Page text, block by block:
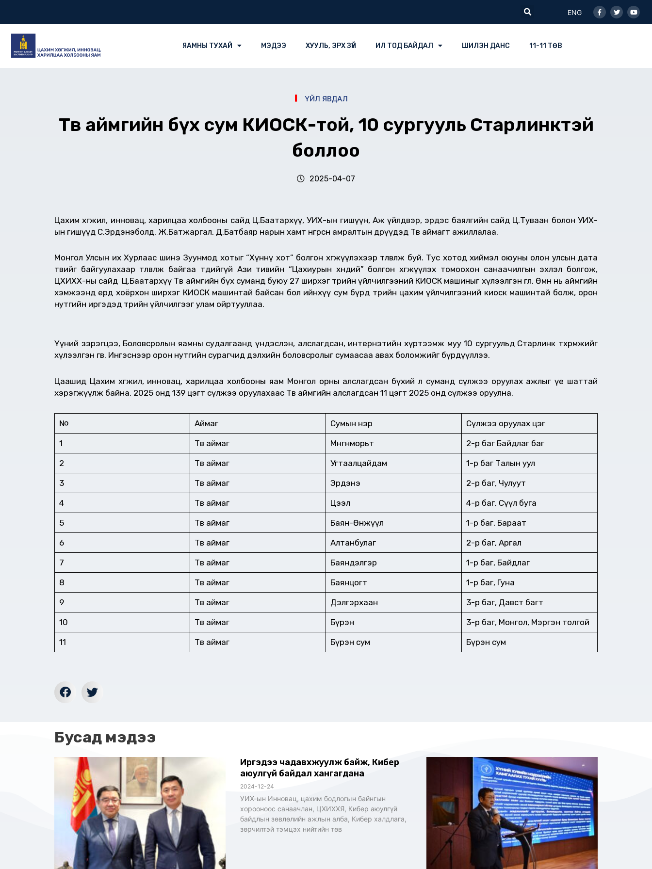
Search
ENG
f
ЯАМНЫ ТУХАЙ МЭДЭЭ ХУУЛЬ, ЭРХ ЗҮЙ ИЛ ТОД БАЙДАЛ ШИЛЭН ДАНС 11-11 ТӨВ
ҮЙЛ ЯВДАЛ
Төв аймгийн бүх сум КИОСК-той, 10 сургууль Старлинктэй
боллоо
2025-04-07
Цахим хөгжил, инновац, харилцаа холбооны сайд Ц.Баатархүү, УИХ-ын гишүүн, Аж үйлдвэр, эрдэс баялгийн сайд Ц.Туваан болон УИХ-
ын гишүүд С.Эрдэнэболд, Ж.Батжаргал, Д.Батбаяр нарын хамт өнгөрсөн амралтын өдрүүдэд Төв аймагт ажиллалаа.
Монгол Улсын их Хурлаас шинэ Зуунмод хотыг “Хүннү хот” болгон хөгжүүлэхээр төлөвлөж буй. Тус хотод хиймэл оюуны олон улсын дата
төвийг байгуулахаар төлөвлөж байгаа төдийгүй Ази тивийн “Цахиурын хөндий” болгон хөгжүүлэх томоохон санаачилгын эхлэл болгож,
ЦХИХХ-ны сайд Ц.Баатархүү Төв аймгийн бүх суманд буюу 27 ширхэг төрийн үйлчилгээний КИОСК машиныг хүлээлгэн өглөө. Өмнө нь аймгийн
хэмжээнд ердөө хоёрхон ширхэг КИОСК машинтай байсан бол ийнхүү сум бүрд төрийн цахим үйлчилгээний киоск машинтай болж, орон
нутгийн иргэдэд төрийн үйлчилгээг улам ойртууллаа.
Үүний зэрэгцээ, Боловсролын яамны судалгаанд үндэслэн, алслагдсан, интернэтийн хүртээмж муу 10 сургуульд Старлинк төхөөрөмжийг
хүлээлгэн өгөв. Ингэснээр орон нутгийн сурагчид дэлхийн боловсролыг сумаасаа авах боломжийг бүрдүүллээ.
Цаашид Цахим хөгжил, инновац, харилцаа холбооны яам Монгол орны алслагдсан бүхий л суманд сүлжээ оруулах ажлыг үе шаттай
хэрэгжүүлж байна. 2025 онд 139 цэгт сүлжээ оруулахаас Төв аймгийн алслагдсан 11 цэгт 2025 онд сүлжээ оруулна.
№ Аймаг Сумын нэр Сүлжээ оруулах цэг
1 Төв аймаг Мөнгөнморьт 2-р баг Байдлаг баг
2 Төв аймаг Угтаалцайдам 1-р баг Талын уул
3 Төв аймаг Эрдэнэ 2-р баг, Чулуут
4 Төв аймаг Цээл 4-р баг, Сүүл буга
5 Төв аймаг Баян-Өнжүүл 1-р баг, Бараат
6 Төв аймаг Алтанбулаг 2-р баг, Аргал
7 Төв аймаг Баяндэлгэр 1-р баг, Байдлаг
8 Төв аймаг Баянцогт 1-р баг, Гуна
9 Төв аймаг Дэлгэрхаан 3-р баг, Давст багт
10 Төв аймаг Бүрэн 3-р баг, Монгол, Мэргэн толгой
11 Төв аймаг Бүрэн сум Бүрэн сум
Бусад мэдээ
Иргэдээ чадавхжуулж байж, Кибер
аюулгүй байдал хангагдана
2024-12-24
УИХ-ын Инновац, цахим бодлогын байнгын
хорооноос санаачлан, ЦХИХХЯ, Кибер аюулгүй
байдлын зөвлөлийн ажлын алба, Кибер халдлага,
зөрчилтэй тэмцэх нийтийн төв